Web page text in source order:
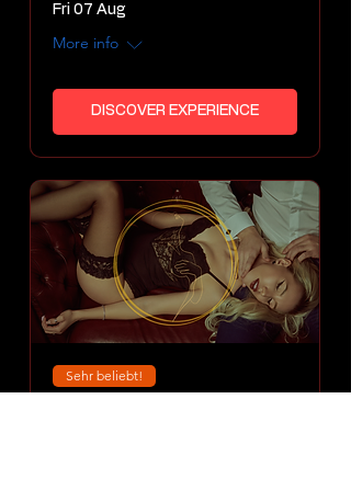
Fri 07 Aug
More info
DISCOVER EXPERIENCE
Sehr beliebt!